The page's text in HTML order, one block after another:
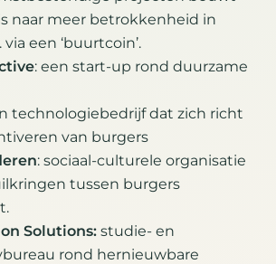
naar meer betrokkenheid in
een ‘buurtcoin’.
: een start-up rond duurzame
technologiebedrijf dat zich richt
van burgers
: sociaal-culturele organisatie
tussen burgers
Solutions: studie- en
rond hernieuwbare